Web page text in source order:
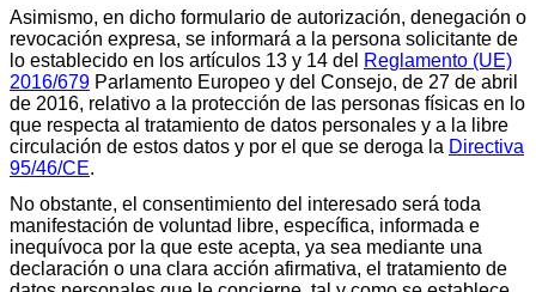
Asimismo, en dicho formulario de autorización, denegación o
revocación expresa, se informará a la persona solicitante de
lo establecido en los artículos 13 y 14 del Reglamento (UE)
2016/679 Parlamento Europeo y del Consejo, de 27 de abril
de 2016, relativo a la protección de las personas físicas en lo
que respecta al tratamiento de datos personales y a la libre
circulación de estos datos y por el que se deroga la Directiva
95/46/CE.
No obstante, el consentimiento del interesado será toda
manifestación de voluntad libre, específica, informada e
inequívoca por la que este acepta, ya sea mediante una
declaración o una clara acción afirmativa, el tratamiento de